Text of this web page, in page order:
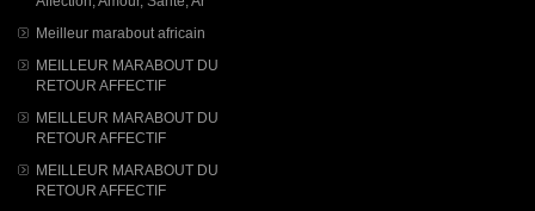
Meilleur marabout africain
MEILLEUR MARABOUT DU
RETOUR AFFECTIF
MEILLEUR MARABOUT DU
RETOUR AFFECTIF
MEILLEUR MARABOUT DU
RETOUR AFFECTIF